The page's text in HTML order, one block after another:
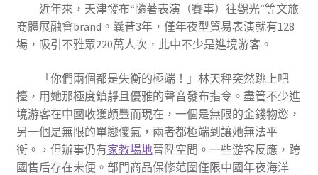
近年來，天津發布“隨著表演（賽事）往觀光”等文旅
商體展融會brand。曩昔3年，僅年夜型貿易表演就有128
場，吸引不雅眾220萬人次，此中不少是進境游客。
「你們兩個都是失衡的極端！」林天秤突然跳上吧
檯，用她那極度鎮靜且優雅的聲音發布指令。盡管不少進
境游客在中國收獲頗豐而現在，一個是無限的金錢物慾，
另一個是無限的單戀傻氣，兩者都極端到讓她無法平
衡。，但辦事仍有家教場地晉陞空間。一些游客反應，跨
國售后存在未便。部門商品保修范圍僅限中國年夜海洋